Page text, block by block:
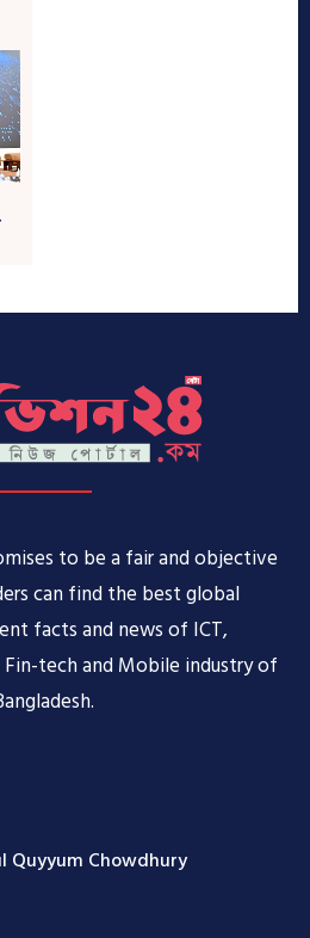
to be a fair and objective
can find the best global
facts and news of ICT,
tech and Mobile industry of
Quyyum Chowdhury